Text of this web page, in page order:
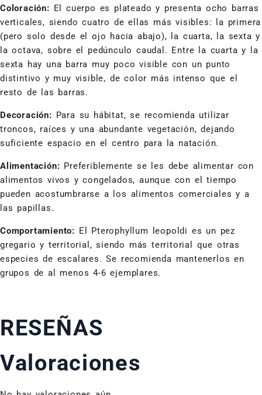
Coloración: El cuerpo es plateado y presenta ocho barras
verticales, siendo cuatro de ellas más visibles: la primera
(pero solo desde el ojo hacia abajo), la cuarta, la sexta y
la octava, sobre el pedúnculo caudal. Entre la cuarta y la
sexta hay una barra muy poco visible con un punto
distintivo y muy visible, de color más intenso que el
resto de las barras.
Decoración: Para su hábitat, se recomienda utilizar
troncos, raíces y una abundante vegetación, dejando
suficiente espacio en el centro para la natación.
Alimentación: Preferiblemente se les debe alimentar con
alimentos vivos y congelados, aunque con el tiempo
pueden acostumbrarse a los alimentos comerciales y a
las papillas.
Comportamiento: El Pterophyllum leopoldi es un pez
gregario y territorial, siendo más territorial que otras
especies de escalares. Se recomienda mantenerlos en
grupos de al menos 4-6 ejemplares.
RESEÑAS
Valoraciones